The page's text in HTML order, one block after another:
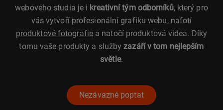
webového studia je i kreativní tým odborníků, který pro
vás vytvoří profesionálnígrafiku webu, nafotí
produktové fotografiea natočí produktová videa. Díky
tomu vaše produkty a službyzazáří v tom nejlepším
světle.
Nezávazně poptat